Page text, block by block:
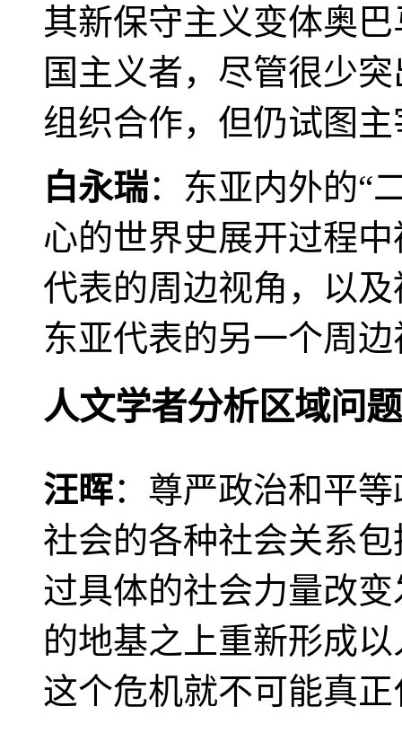
其新保守主义变体奥
国主义者，尽管很少
组织合作，但仍试图
白永瑞：东亚内外的“
心的世界史展开过程
代表的周边视角，以
东亚代表的另一个周
人文学者分析区域问题
汪晖：尊严政治和平
社会的各种社会关系
过具体的社会力量改
的地基之上重新形成
这个危机就不可能真